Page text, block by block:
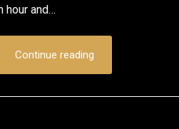
hour and…
Continue reading